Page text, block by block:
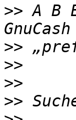
>> A B
>>
>>
>>
>>